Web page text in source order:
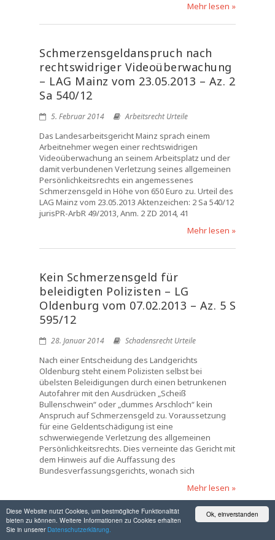
Ok, einverstanden
Diese Website nutzt Cookies, um bestmögliche Funktionalität
bieten zu können. Weitere Informationen zu Cookies erhalten
Sie in unserer Datenschutzerklärung.
Mehr lesen »
Schmerzensgeldanspruch nach
rechtswidriger Videoüberwachung
– LAG Mainz vom 23.05.2013 – Az. 2
Sa 540/12
5. Februar 2014 Arbeitsrecht Urteile
Das Landesarbeitsgericht Mainz sprach einem
Arbeitnehmer wegen einer rechtswidrigen
Videoüberwachung an seinem Arbeitsplatz und der
damit verbundenen Verletzung seines allgemeinen
Persönlichkeitsrechts ein angemessenes
Schmerzensgeld in Höhe von 650 Euro zu. Urteil des
LAG Mainz vom 23.05.2013 Aktenzeichen: 2 Sa 540/12
jurisPR-ArbR 49/2013, Anm. 2 ZD 2014, 41
Mehr lesen »
Kein Schmerzensgeld für
beleidigten Polizisten – LG
Oldenburg vom 07.02.2013 – Az. 5 S
595/12
28. Januar 2014 Schadensrecht Urteile
Nach einer Entscheidung des Landgerichts
Oldenburg steht einem Polizisten selbst bei
übelsten Beleidigungen durch einen betrunkenen
Autofahrer mit den Ausdrücken „Scheiß
Bullenschwein“ oder „dummes Arschloch“ kein
Anspruch auf Schmerzensgeld zu. Voraussetzung
für eine Geldentschädigung ist eine
schwerwiegende Verletzung des allgemeinen
Persönlichkeitsrechts. Dies verneinte das Gericht mit
dem Hinweis auf die Auffassung des
Bundesverfassungsgerichts, wonach sich
Mehr lesen »
Erstattung von Detektivkosten im